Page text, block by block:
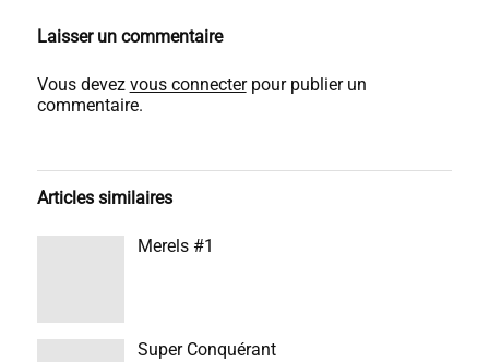
Laisser un commentaire
Vous devez vous connecterpour publier un
commentaire.
Articles similaires
Merels #1
Super Conquérant